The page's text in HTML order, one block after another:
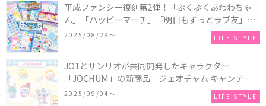
平成ファンシー復刻第2弾！「ぷくぷくあわわちゃ
ん」「ハッピーマーチ」「明日もずっとラブ友」な
どの「カンペンケース」や「遊べるメモ帳」が発売
2025/08/29〜 LIFE STYLE
JO1とサンリオが共同開発したキャラクター
「JOCHUM」の新商品「ジェオチャム キャンディデ
ザインシリーズ」が発売！一部店舗限定で特別装飾
2025/09/04〜 LIFE STYLE